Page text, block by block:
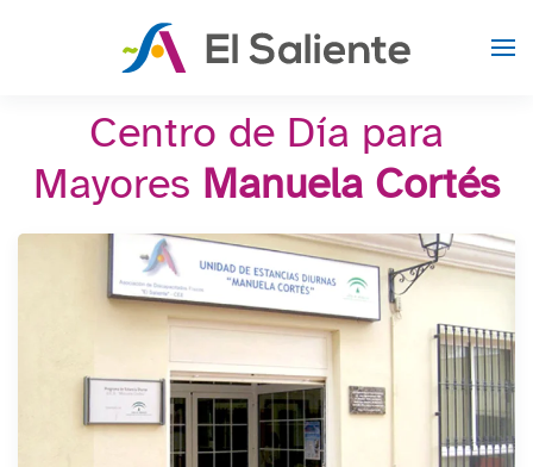
Skip to main content
Centro de Día para
Mayores Manuela Cortés